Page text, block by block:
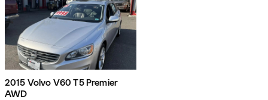
2015 Volvo V60 T5 Premier
AWD